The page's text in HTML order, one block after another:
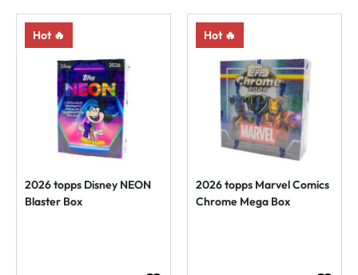
Hot 🔥
2026 topps Disney NEON
Blaster Box
Hot 🔥
2026 topps Marvel Comics
Chrome Mega Box